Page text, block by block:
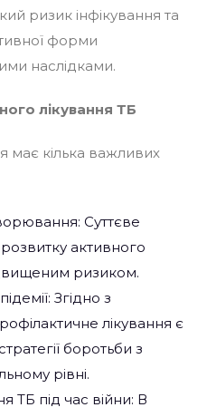
ризик інфікування та
форми
наслідками.
лікування ТБ
має кілька важливих
Суттєве
активного
ризиком.
Згідно з
лікування є
боротьби з
рівні.
під час війни: В